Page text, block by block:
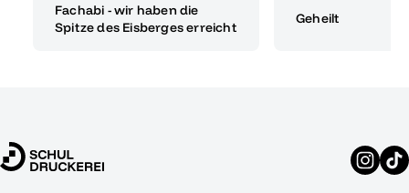
Fachabi - wir haben die
Spitze des Eisberges erreicht
Geheilt